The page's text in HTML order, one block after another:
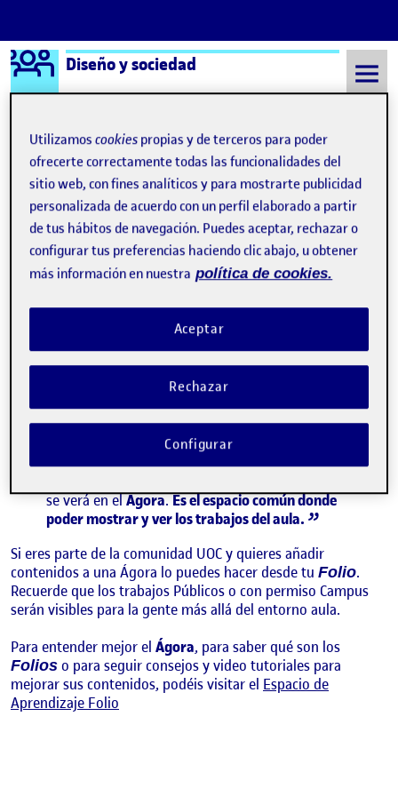
Saltar al contenido
Logo Ágora
Diseño y sociedad
Semestre 20152 - Aula 1 ¿Qué es una Ágora?
¿Qué es una Ágora?
Visibilidad:
Pública -Fecha de publicación
17 Sep 20198 septiembre, 2021 11:19 pm
Hola! : D Esta página de presentación se ha generado
automáticamente.
Una Ágora pertenece a un aula de la UOC y
recoge los contenidos que los y las estudiantes
publican en sus espacios personales, llamados
. Si los y las compañeras publican algo, lo
asocian a una actividad del aula y le dan permiso
se verá en elÁgora.Es el espacio común donde
poder mostrar y ver los trabajos del aula.
Si eres parte de la comunidad UOC y quieres añadir
contenidos a una Ágora lo puedes hacer desde tu Folio.
Recuerde que los trabajos Públicos o con permiso Campus
serán visibles para la gente más allá del entorno aula.
Para entender mejor el Ágora, para saber qué son los
Folios o para seguir consejos y video tutoriales para
mejorar sus contenidos, podéis visitar el Espacio de
Aprendizaje Folio
Utilizamoscookies propias y de terceros para poder
ofrecerte correctamente todas las funcionalidades del
sitio web, con fines analíticos y para mostrarte publicidad
personalizada de acuerdo con un perfil elaborado a partir
de tus hábitos de navegación. Puedes aceptar, rechazar o
configurar tus preferencias haciendo clic abajo, u obtener
más información en nuestra política de cookies.
Rechazar
Aceptar
Configurar